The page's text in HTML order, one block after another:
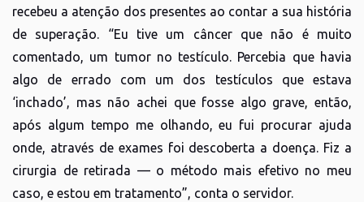
recebeu a atenção dos presentes ao contar a sua história
de superação. “Eu tive um câncer que não é muito
comentado, um tumor no testículo. Percebia que havia
algo de errado com um dos testículos que estava
‘inchado’, mas não achei que fosse algo grave, então,
após algum tempo me olhando, eu fui procurar ajuda
onde, através de exames foi descoberta a doença. Fiz a
cirurgia de retirada — o método mais efetivo no meu
caso, e estou em tratamento”, conta o servidor.